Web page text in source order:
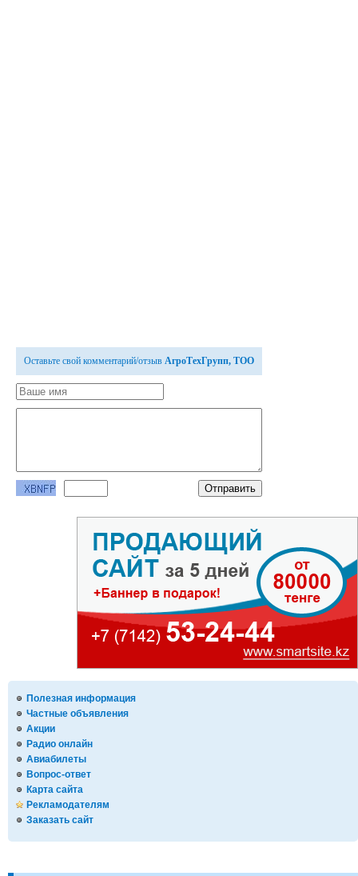
Полезная информация
Частные объявления
Акции
Радио онлайн
Авиабилеты
Вопрос-ответ
Карта сайта
Рекламодателям
Заказать сайт
Оставьте свой комментарий/отзыв АгроТехГрупп, ТОО